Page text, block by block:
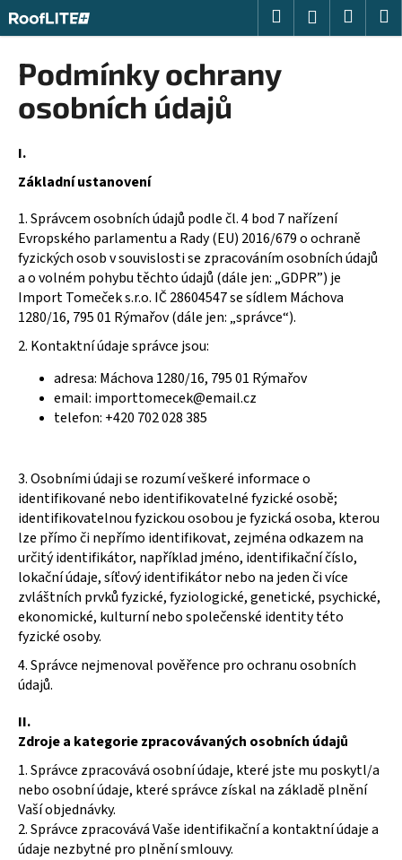
na
obsah
Hledat Přihlášení
Podmínky ochrany
osobních údajů
I.
Základní ustanovení
1. Správcem osobních údajů podle čl. 4 bod 7 nařízení
Evropského parlamentu a Rady (EU) 2016/679 o ochraně
fyzických osob v souvislosti se zpracováním osobních údajů
a o volném pohybu těchto údajů (dále jen: „GDPR”) je
Import Tomeček s.r.o. IČ 28604547 se sídlem Máchova
1280/16, 795 01 Rýmařov(dále jen: „správce“).
2. Kontaktní údaje správce jsou:
adresa: Máchova 1280/16, 795 01 Rýmařov
email: importtomecek@email.cz
telefon: +420 702 028 385
3. Osobními údaji se rozumí veškeré informace o
identifikované nebo identifikovatelné fyzické osobě;
identifikovatelnou fyzickou osobou je fyzická osoba, kterou
lze přímo či nepřímo identifikovat, zejména odkazem na
určitý identifikátor, například jméno, identifikační číslo,
lokační údaje, síťový identifikátor nebo na jeden či více
zvláštních prvků fyzické, fyziologické, genetické, psychické,
ekonomické, kulturní nebo společenské identity této
fyzické osoby.
4. Správce nejmenoval pověřence pro ochranu osobních
údajů.
II.
Zdroje a kategorie zpracovávaných osobních údajů
1. Správce zpracovává osobní údaje, které jste mu poskytl/a
nebo osobní údaje, které správce získal na základě plnění
Vaší objednávky.
2. Správce zpracovává Vaše identifikační a kontaktní údaje a
údaje nezbytné pro plnění smlouvy.
K
o
C
o
p
t
ř
e
b
u
j
t
í
t
?
HLEDAT
D
p
o
r
u
č
u
j